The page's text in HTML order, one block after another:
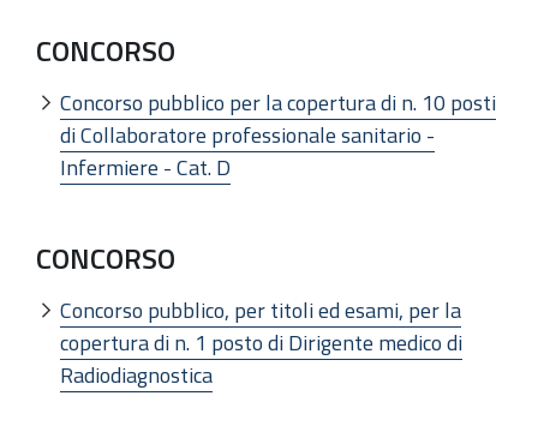
CONCORSO
Concorso pubblico per la copertura di n. 10 posti
di Collaboratore professionale sanitario -
Infermiere - Cat. D
CONCORSO
Concorso pubblico, per titoli ed esami, per la
copertura di n. 1 posto di Dirigente medico di
Radiodiagnostica